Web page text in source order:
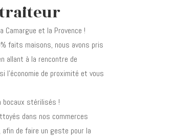
traiteur
Camargue et la Provence !
faits maisons, nous avons pris
allant à la rencontre de
de proximité et vous
bocaux stérilisés !
dans nos commerces
de faire un geste pour la